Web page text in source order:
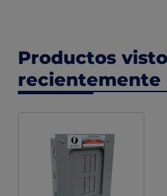
Productos
recientemente